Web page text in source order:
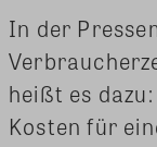
In der
heißt es
Kosten für